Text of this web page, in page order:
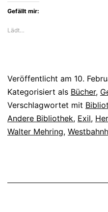
Gefällt mir:
Lädt…
Veröffentlicht am 10.
Kategorisiert als Bücher,
Verschlagwortet mit
Andere Bibliothek, Exil,
Walter Mehring,